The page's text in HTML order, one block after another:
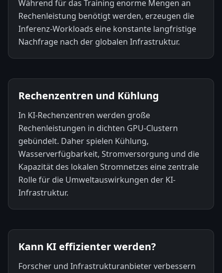
Während für das Training enorme Mengen an
Rechenleistung benötigt werden, erzeugen die
Inferenz-Workloads eine konstante langfristige
Nachfrage nach der globalen Infrastruktur.
Rechenzentren und Kühlung
In KI-Rechenzentren werden große
Rechenleistungen in dichten GPU-Clustern
gebündelt. Daher spielen Kühlung,
Wasserverfügbarkeit, Stromversorgung und die
Kapazität des lokalen Stromnetzes eine zentrale
Rolle für die Umweltauswirkungen der KI-
Infrastruktur.
Kann KI effizienter werden?
Forscher und Infrastrukturanbieter verbessern